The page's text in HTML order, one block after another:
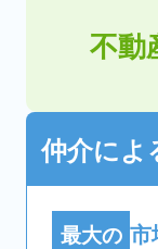
不動
仲介によ
最大の 市